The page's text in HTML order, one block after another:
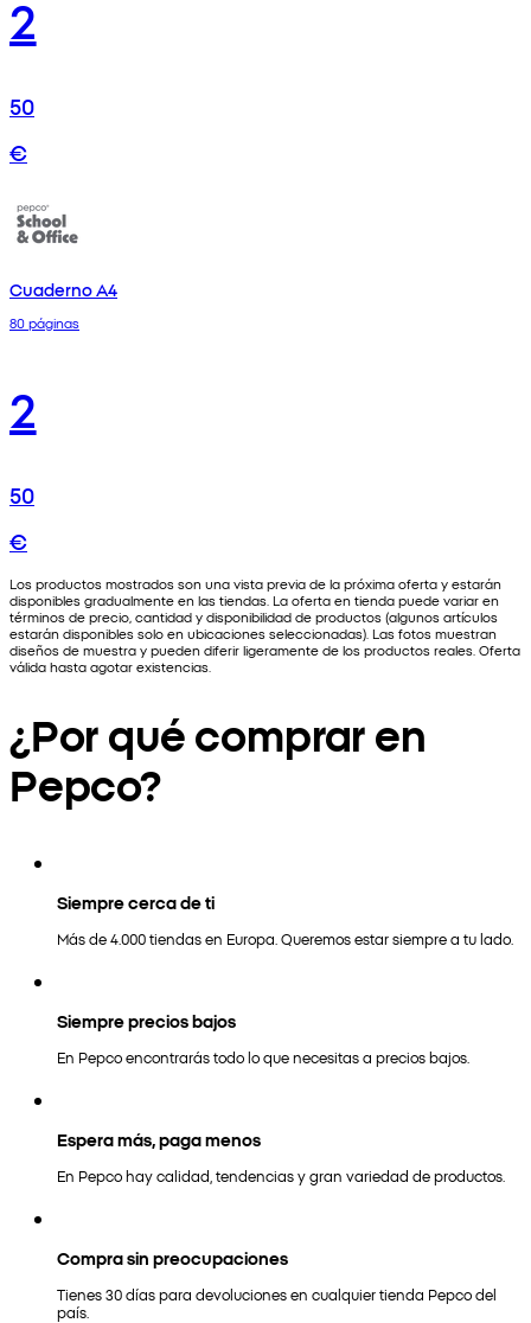
2
50
€
Cuaderno A4
80 páginas
2
50
€
Los productos mostrados son una vista previa de la próxima oferta y estarán
disponibles gradualmente en las tiendas. La oferta en tienda puede variar en
términos de precio, cantidad y disponibilidad de productos (algunos artículos
estarán disponibles solo en ubicaciones seleccionadas). Las fotos muestran
diseños de muestra y pueden diferir ligeramente de los productos reales. Oferta
válida hasta agotar existencias.
¿Por qué comprar en
Pepco?
Siempre cerca de ti
Más de 4.000 tiendas en Europa. Queremos estar siempre a tu lado.
Siempre precios bajos
En Pepco encontrarás todo lo que necesitas a precios bajos.
Espera más, paga menos
En Pepco hay calidad, tendencias y gran variedad de productos.
Compra sin preocupaciones
Tienes 30 días para devoluciones en cualquier tienda Pepco del
país.